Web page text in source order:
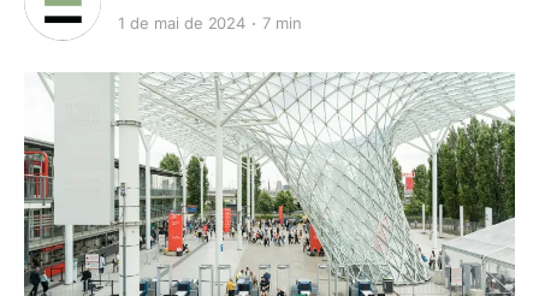
1 de mai de 2024 7 min